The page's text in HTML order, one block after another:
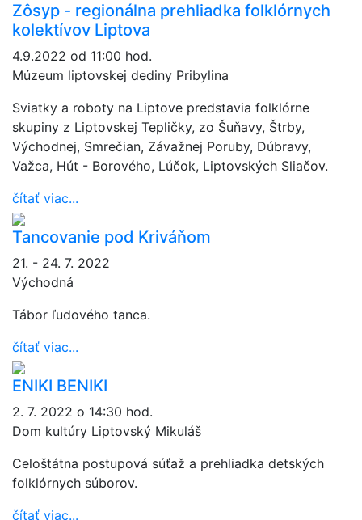
Zôsyp - regionálna prehliadka folklórnych
kolektívov Liptova
4.9.2022 od 11:00 hod.
Múzeum liptovskej dediny Pribylina
Sviatky a roboty na Liptove predstavia folklórne
skupiny z Liptovskej Tepličky, zo Šuňavy, Štrby,
Východnej, Smrečian, Závažnej Poruby, Dúbravy,
Važca, Hút - Borového, Lúčok, Liptovských Sliačov.
čítať viac...
Tancovanie pod Kriváňom
21. - 24. 7. 2022
Východná
Tábor ľudového tanca.
čítať viac...
ENIKI BENIKI
2. 7. 2022 o 14:30 hod.
Dom kultúry Liptovský Mikuláš
Celoštátna postupová súťaž a prehliadka detských
folklórnych súborov.
čítať viac...